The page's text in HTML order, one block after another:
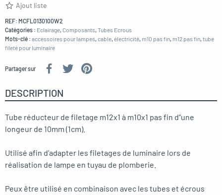
Ajout liste
REF: MCFL0130100W2
Catégories : Eclairage, Composants, Tubes Ecrous
Mots-clé : accessoires pour lampes, cable, électricité, m10 pas fin, m12 pas fin, tube
fileté pour luminaire
Partager sur
DESCRIPTION
Tube réducteur de filetage m12x1 à m10x1 pas fin d”une
longeur de 10mm (1cm).
Utilisé afin d’adapter les filetages de luminaire lors de
réalisation de lampe en tuyau de plomberie.
Peux être utilisé en combinaison avec les tubes et écrous